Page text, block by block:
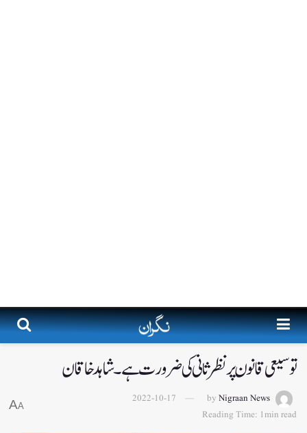
توسیعی قانون پر نظرثانی کی ضرورت ہے۔ شاہد خاقان
by Nigraan News
2022-10-17
Reading Time: 1min read
A
A